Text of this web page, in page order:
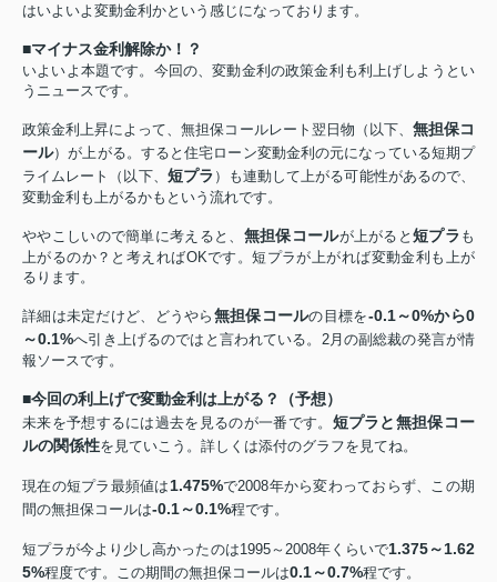
はいよいよ変動金利かという感じになっております。
■マイナス金利解除か！？
いよいよ本題です。今回の、変動金利の政策金利も利上げしようとい
うニュースです。
政策金利上昇によって、無担保コールレート翌日物（以下、 無担保コ
ール）が上がる。すると住宅ローン変動金利の元になっている短期プ
ライムレート（以下、 短プラ ）も連動して上がる可能性があるので、
変動金利も上がるかもという流れです。
ややこしいので簡単に考えると、 無担保コールが上がると短プラ も
上がるのか？と考えればOKです。短プラが上がれば変動金利も上が
るります。
詳細は未定だけど、どうやら 無担保コールの目標を-0.1～0%から0
～0.1%へ引き上げるのではと言われている。2月の副総裁の発言が情
報ソースです。
■今回の利上げで変動金利は上がる？（予想）
未来を予想するには過去を見るのが一番です。 短プラと無担保コー
ルの関係性を見ていこう。詳しくは添付のグラフを見てね。
現在の短プラ最頻値は 1.475%で2008年から変わっておらず、この期
間の無担保コールは-0.1～0.1%程です。
短プラが今より少し高かったのは1995～2008年くらいで1.375～1.62
5%程度です。この期間の無担保コールは0.1～0.7%程です。